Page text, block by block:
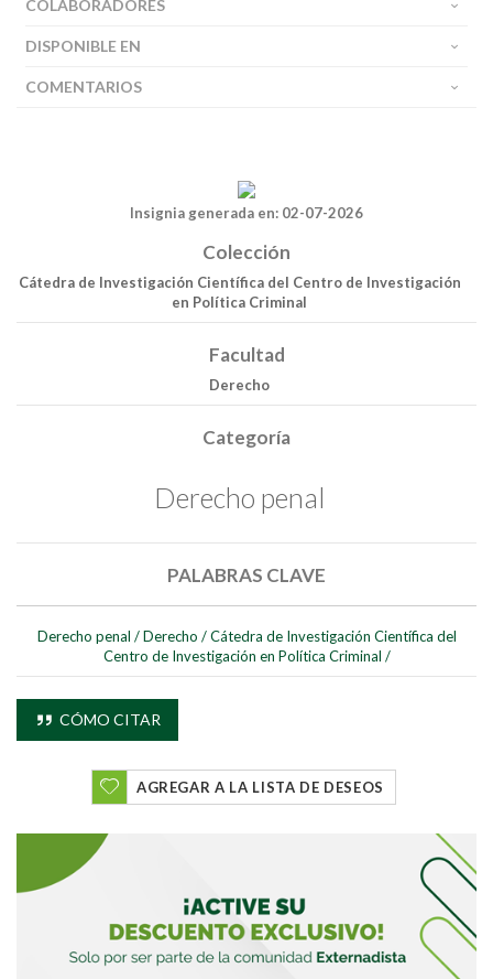
COLABORADORES
DISPONIBLE EN
COMENTARIOS
Insignia generada en: 02-07-2026
Colección
Cátedra de Investigación Científica del Centro de Investigación
en Política Criminal
Facultad
Derecho
Categoría
Derecho penal
PALABRAS CLAVE
Derecho penal / Derecho / Cátedra de Investigación Científica del
Centro de Investigación en Política Criminal /
CÓMO CITAR
AGREGAR A LA LISTA DE DESEOS